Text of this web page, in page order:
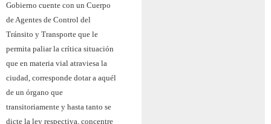
Gobierno cuente con un Cuerpo
de Agentes de Control del
Tránsito y Transporte que le
permita paliar la crítica situación
que en materia vial atraviesa la
ciudad, corresponde dotar a aquél
de un órgano que
transitoriamente y hasta tanto se
dicte la ley respectiva, concentre